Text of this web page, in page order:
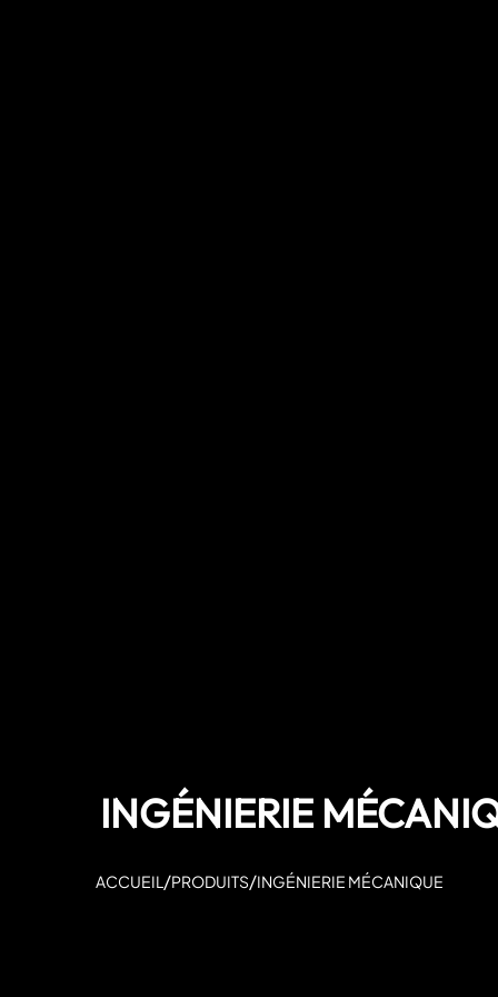
INGÉNIERIE
ACCUEIL /PRODUITS/INGÉNIERIE MÉCANIQUE